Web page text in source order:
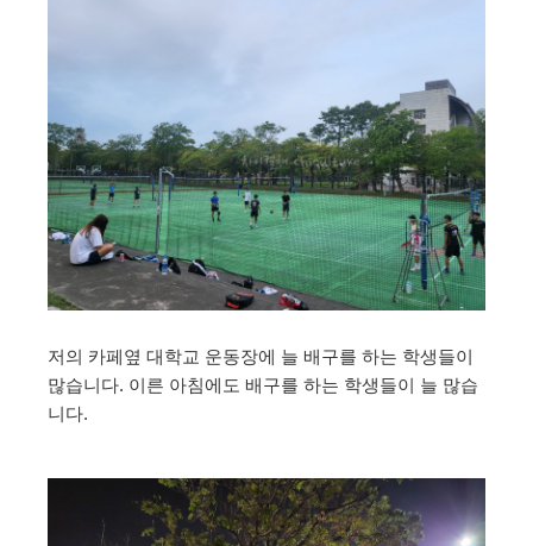
저의 카페옆 대학교 운동장에 늘 배구를 하는 학생들이
많습니다. 이른 아침에도 배구를 하는 학생들이 늘 많습
니다.